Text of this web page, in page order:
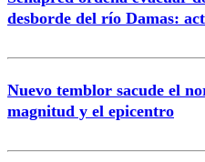
desborde del río Damas:
Nuevo temblor sacude el
magnitud y el epicentro